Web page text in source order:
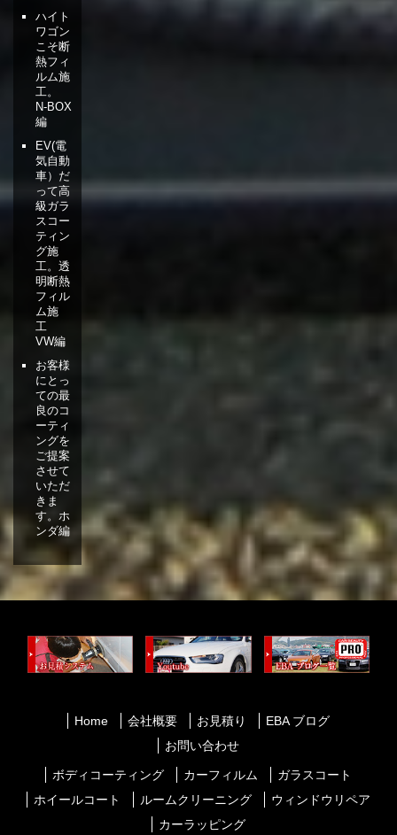
ハイト
ワゴン
こそ断
熱フィ
ルム施
工。
N-BOX
編
EV(電
気自動
車）だ
って高
級ガラ
スコー
ティン
グ施
工。透
明断熱
フィル
ム施
工
VW編
お客様
にとっ
ての最
良のコ
ーティ
ングを
ご提案
させて
いただ
きま
す。ホ
ンダ編
Home 会社概要 お見積り
EBA ブログ
お問い合わせ
ボディコーティング カーフィルム
ガラスコート
ホイールコート
ルームクリーニング
ウィンドウリペア
カーラッピング